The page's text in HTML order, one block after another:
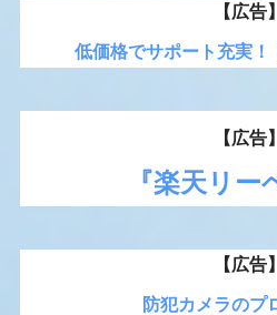
【広告】
低価格でサポート充実！
【広告】
『楽天リー
【広告】
防犯カメラのプ